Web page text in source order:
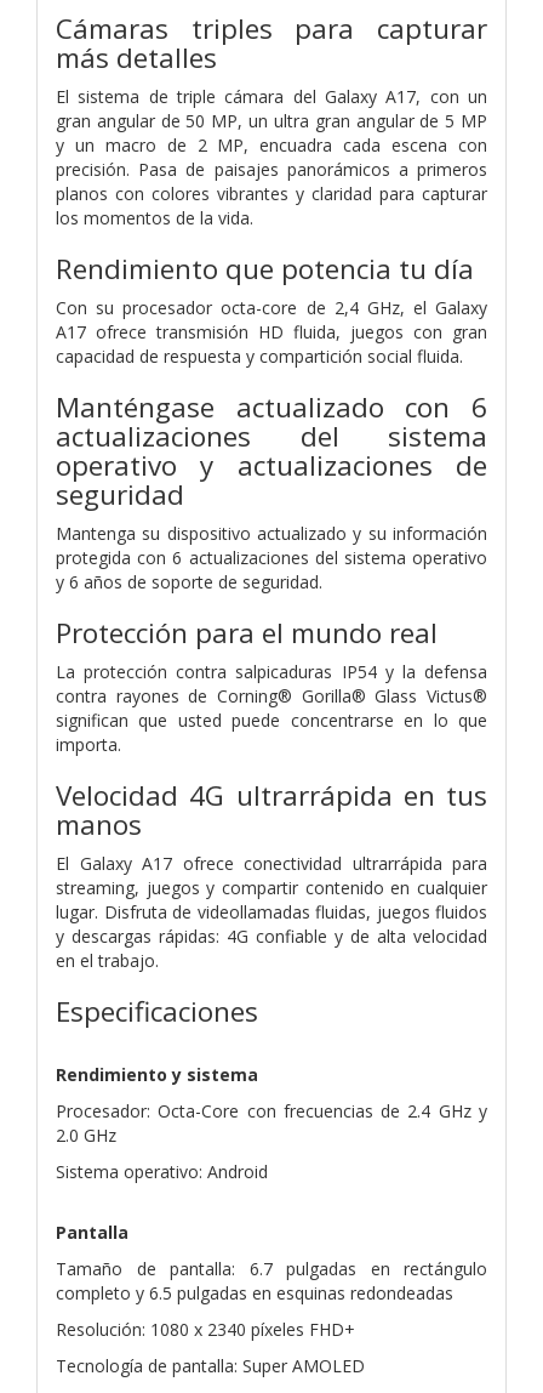
Cámaras triples para capturar
más detalles
El sistema de triple cámara del Galaxy A17, con un
gran angular de 50 MP, un ultra gran angular de 5 MP
y un macro de 2 MP, encuadra cada escena con
precisión. Pasa de paisajes panorámicos a primeros
planos con colores vibrantes y claridad para capturar
los momentos de la vida.
Rendimiento que potencia tu día
Con su procesador octa-core de 2,4 GHz, el Galaxy
A17 ofrece transmisión HD fluida, juegos con gran
capacidad de respuesta y compartición social fluida.
Manténgase actualizado con 6
actualizaciones del sistema
operativo y actualizaciones de
seguridad
Mantenga su dispositivo actualizado y su información
protegida con 6 actualizaciones del sistema operativo
y 6 años de soporte de seguridad.
Protección para el mundo real
La protección contra salpicaduras IP54 y la defensa
contra rayones de Corning® Gorilla® Glass Victus®
significan que usted puede concentrarse en lo que
importa.
Velocidad 4G ultrarrápida en tus
manos
El Galaxy A17 ofrece conectividad ultrarrápida para
streaming, juegos y compartir contenido en cualquier
lugar. Disfruta de videollamadas fluidas, juegos fluidos
y descargas rápidas: 4G confiable y de alta velocidad
en el trabajo.
Especificaciones
Rendimiento y sistema
Procesador: Octa-Core con frecuencias de 2.4 GHz y
2.0 GHz
Sistema operativo: Android
Pantalla
Tamaño de pantalla: 6.7 pulgadas en rectángulo
completo y 6.5 pulgadas en esquinas redondeadas
Resolución: 1080 x 2340 píxeles FHD+
Tecnología de pantalla: Super AMOLED